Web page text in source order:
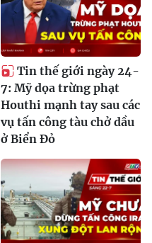
Tin thế giới ngày 24-
7: Mỹ dọa trừng phạt
Houthi mạnh tay sau các
vụ tấn công tàu chở dầu
ở Biển Đỏ